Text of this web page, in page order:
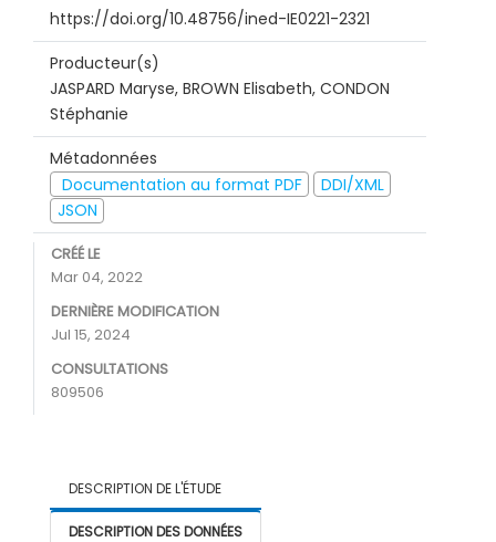
https://doi.org/10.48756/ined-IE0221-2321
Producteur(s)
JASPARD Maryse, BROWN Elisabeth, CONDON
Stéphanie
Métadonnées
Documentation au format PDF
DDI/XML
JSON
CRÉÉ LE
Mar 04, 2022
DERNIÈRE MODIFICATION
Jul 15, 2024
CONSULTATIONS
809506
DESCRIPTION DE L'ÉTUDE
DESCRIPTION DES DONNÉES